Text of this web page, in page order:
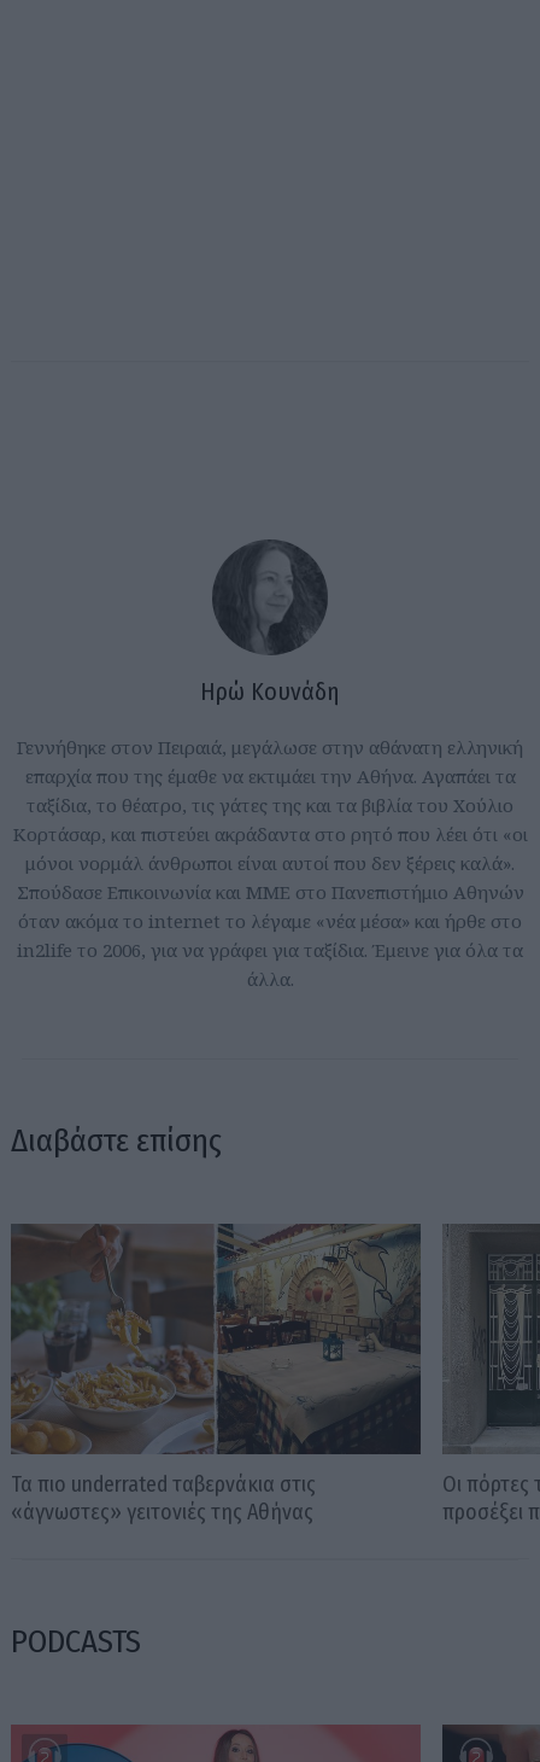
Ηρώ Κουνάδη
Γεννήθηκε στον Πειραιά, μεγάλωσε στην αθάνατη ελληνική
επαρχία που της έμαθε να εκτιμάει την Αθήνα. Αγαπάει τα
ταξίδια, το θέατρο, τις γάτες της και τα βιβλία του Χούλιο
Κορτάσαρ, και πιστεύει ακράδαντα στο ρητό που λέει ότι «οι
μόνοι νορμάλ άνθρωποι είναι αυτοί που δεν ξέρεις καλά».
Σπούδασε Επικοινωνία και ΜΜΕ στο Πανεπιστήμιο Αθηνών
όταν ακόμα το internet το λέγαμε «νέα μέσα» και ήρθε στο
in2life το 2006, για να γράφει για ταξίδια. Έμεινε για όλα τα
άλλα.
Διαβάστε επίσης
Τα πιο underrated ταβερνάκια στις
«άγνωστες» γειτονιές της Αθήνας
Οι πόρτες
προσέξει
PODCASTS